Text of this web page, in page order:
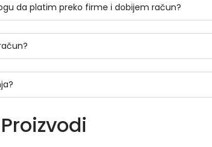
da platim preko firme i dobijem račun?